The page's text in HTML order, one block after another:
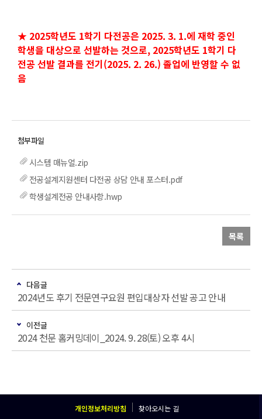
★ 2025학년도 1학기 다전공은 2025. 3. 1.에 재학 중인
학생을 대상으로 선발하는 것으로, 2025학년도 1학기 다
전공 선발 결과를 전기(2025. 2. 26.) 졸업에 반영할 수 없
음
시스템 매뉴얼.zip
전공설계지원센터 다전공 상담 안내 포스터.pdf
학생설계전공 안내사항.hwp
목록
다음글
2024년도 후기 전문연구요원 편입대상자 선발 공고 안내
이전글
2024 천문 홈커밍데이_2024. 9. 28(토) 오후 4시
개인정보처리방침 찾아오시는 길